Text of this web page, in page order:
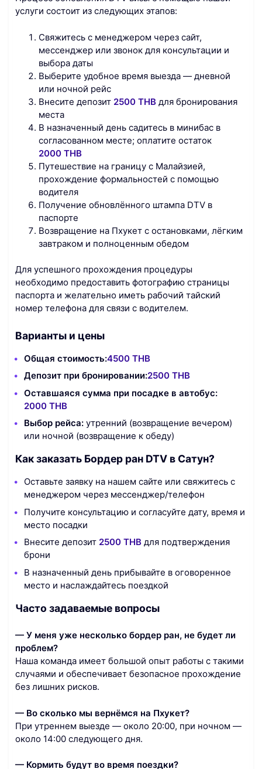
услуги состоит из следующих этапов:
Свяжитесь с менеджером через сайт,
мессенджер или звонок для консультации и
выбора даты
Выберите удобное время выезда — дневной
или ночной рейс
Внесите депозит 2500 THB для бронирования
места
В назначенный день садитесь в минибас в
согласованном месте; оплатите остаток
2000 THB
Путешествие на границу с Малайзией,
прохождение формальностей с помощью
водителя
Получение обновлённого штампа DTV в
паспорте
Возвращение на Пхукет с остановками, лёгким
завтраком и полноценным обедом
Для успешного прохождения процедуры
необходимо предоставить фотографию страницы
паспорта и желательно иметь рабочий тайский
номер телефона для связи с водителем.
Варианты и цены
Общая стоимость:4500 THB
Депозит при бронировании:2500 THB
Оставшаяся сумма при посадке в автобус:
2000 THB
Выбор рейса: утренний (возвращение вечером)
или ночной (возвращение к обеду)
Как заказать Бордер ран DTV в Сатун?
Оставьте заявку на нашем сайте или свяжитесь с
менеджером через мессенджер/телефон
Получите консультацию и согласуйте дату, время и
место посадки
Внесите депозит 2500 THB для подтверждения
брони
В назначенный день прибывайте в оговоренное
место и наслаждайтесь поездкой
Часто задаваемые вопросы
— У меня уже несколько бордер ран, не будет ли
проблем?
Наша команда имеет большой опыт работы с такими
случаями и обеспечивает безопасное прохождение
без лишних рисков.
— Во сколько мы вернёмся на Пхукет?
При утреннем выезде — около 20:00, при ночном —
около 14:00 следующего дня.
— Кормить будут во время поездки?